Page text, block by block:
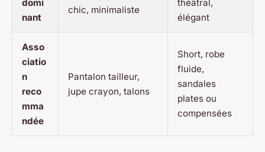
domi
nant
chic, minimaliste
théâtral,
élégant
Asso
ciatio
n
reco
mma
ndée
Pantalon tailleur,
jupe crayon, talons
Short, robe
fluide,
sandales
plates ou
compensées